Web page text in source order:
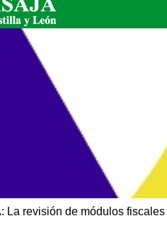
La revisión de módulos fiscales